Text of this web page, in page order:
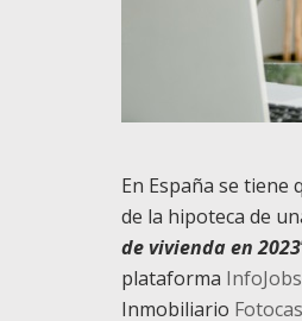
En España se tiene
de la hipoteca de
de vivienda en 2023
plataforma InfoJobs
Inmobiliario